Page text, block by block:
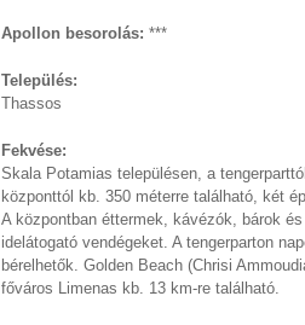
Apollon besorolás: ***
Település:
Thassos
Fekvése:
Skala Potamias településen, a
központtól kb. 350 méterre található, két
A központban éttermek, kávézók, bárok
idelátogató vendégeket. A tengerparton
bérelhetők. Golden Beach (Chrisi
főváros Limenas kb. 13 km-re található.